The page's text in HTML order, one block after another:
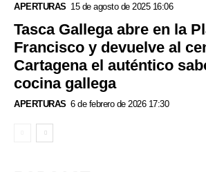
APERTURAS 15 de agosto de 2025 16:06
Tasca Gallega abre en la
Francisco y devuelve al
Cartagena el auténtico
cocina gallega
APERTURAS 6 de febrero de 2026 17:30